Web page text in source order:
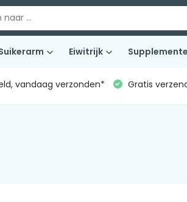
Eiwitrijk
vandaag verzonden* Gratis